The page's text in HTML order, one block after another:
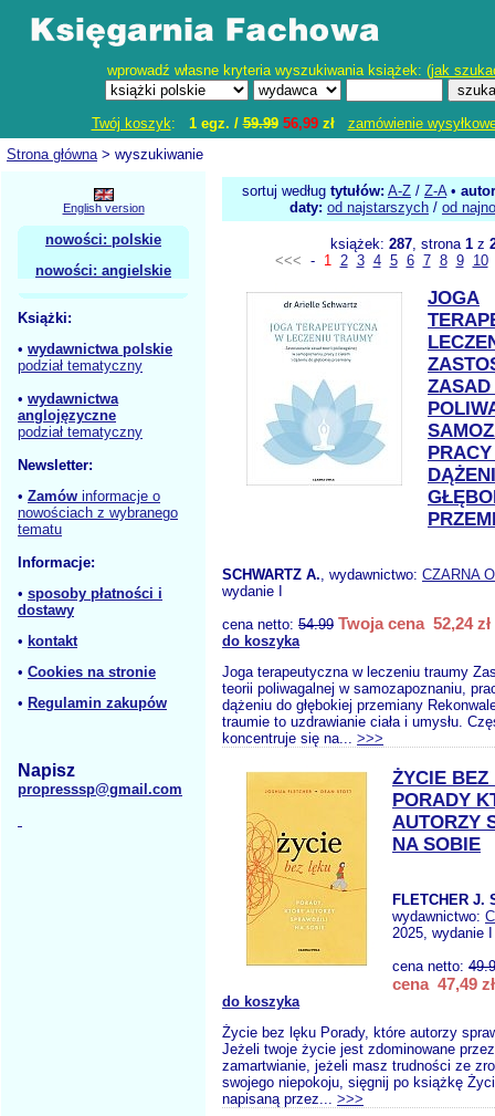
wprowadź własne kryteria wyszukiwania książek: (jak
Twój koszyk: 1 egz. /59.99 56,99zł
zamówienie
Strona główna> wyszukiwanie
English version
nowości: polskie
nowości: angielskie
Książki:
• wydawnictwa polskie
podział tematyczny
• wydawnictwa
anglojęzyczne
podział tematyczny
Newsletter:
• Zamów informacje o
nowościach z wybranego
tematu
Informacje:
• sposoby płatności i
dostawy
• kontakt
• Cookies na stronie
• Regulamin zakupów
Napisz
propresssp@gmail.com
sortuj według tytułów: A-Z / Z-A•
daty: od najstarszych / od
książek: 287, strona 1z
<<< - 1 2 3 4 5 6 7 8 9 10
JOGA
ZASAD
SCHWARTZ A., wydawnictwo: CZARNA
wydanie I
cena netto: 54.99 Twoja cena 52,24 zł
do koszyka
Joga terapeutyczna w leczeniu traumy
teorii poliwagalnej w samozapoznaniu,
dążeniu do głębokiej przemiany
traumie to uzdrawianie ciała i umysłu.
koncentruje się na... >>>
ŻYCIE BEZ
PORADY
AUTORZY
NA SOBIE
FLETCHER J.
wydawnictwo:
2025, wydanie I
cena netto:
cena 47,49 zł
do koszyka
Życie bez lęku Porady, które autorzy
Jeżeli twoje życie jest zdominowane
zamartwianie, jeżeli masz trudności ze
swojego niepokoju, sięgnij po książkę
napisaną przez... >>>